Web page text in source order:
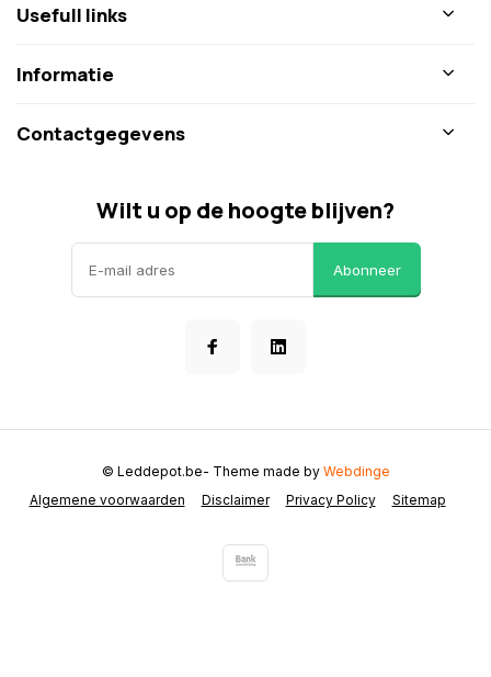
Usefull links
Informatie
Contactgegevens
Wilt u op de hoogte blijven?
Abonneer
Algemene voorwaarden Disclaimer Privacy Policy Sitemap
© Leddepot.be- Theme made by Webdinge